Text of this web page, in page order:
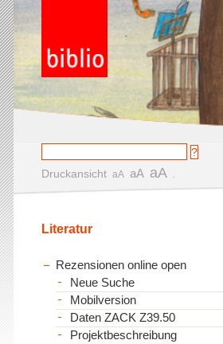
Druckansicht aA aA aA
Literatur
Rezensionen online open
Neue Suche
Mobilversion
Daten ZACK Z39.50
Projektbeschreibung